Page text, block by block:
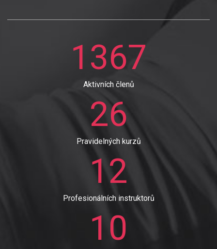
1367
Aktivních členů
26
Pravidelných kurzů
12
Profesionálních instruktorů
10